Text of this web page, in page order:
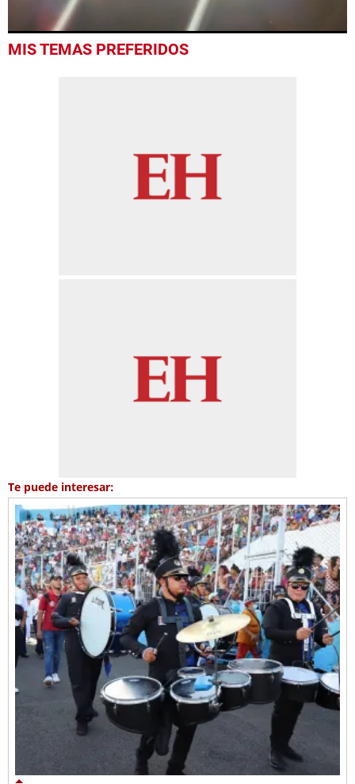
seconds
MIS TEMAS PREFERIDOS
Te puede interesar: